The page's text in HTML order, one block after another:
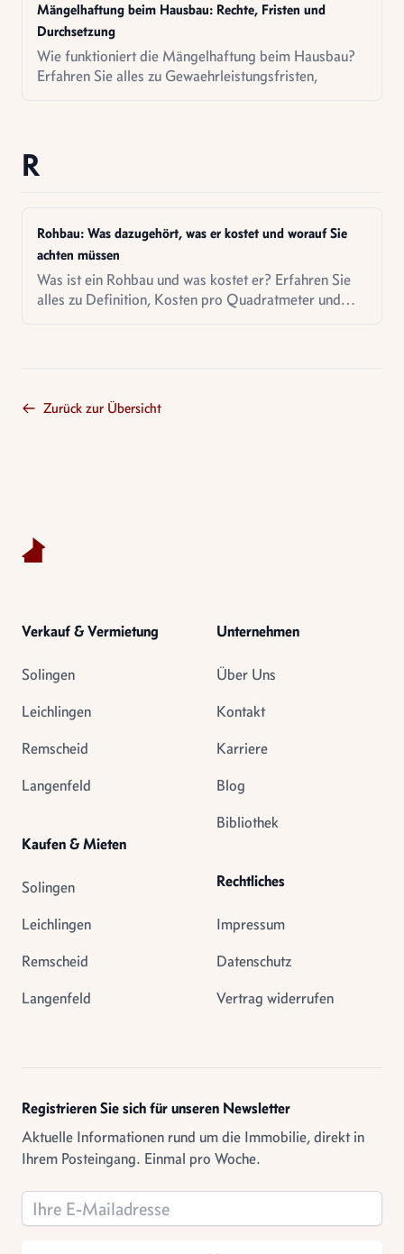
Mängelhaftung beim Hausbau: Rechte, Fristen und
Durchsetzung
Wie funktioniert die Mängelhaftung beim Hausbau?
Erfahren Sie alles zu Gewaehrleistungsfristen,
R
Rohbau: Was dazugehört, was er kostet und worauf Sie
achten müssen
Was ist ein Rohbau und was kostet er? Erfahren Sie
alles zu Definition, Kosten pro Quadratmeter und
Zurück zur Übersicht
Verkauf & Vermietung
Solingen
Leichlingen
Remscheid
Langenfeld
Kaufen & Mieten
Solingen
Leichlingen
Remscheid
Langenfeld
Unternehmen
Über Uns
Kontakt
Karriere
Blog
Bibliothek
Rechtliches
Impressum
Datenschutz
Vertrag widerrufen
Registrieren Sie sich für unseren Newsletter
Aktuelle Informationen rund um die Immobilie, direkt in
Ihrem Posteingang. Einmal pro Woche.
Email address